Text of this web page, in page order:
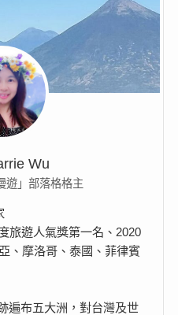
Wu
遊」部落格格主
旅遊人氣獎第一名、2020
、摩洛哥、泰國、菲律賓
遍布五大洲，對台灣及世